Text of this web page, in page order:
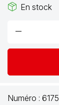
package_2 En stock
remove
Numéro : 6175